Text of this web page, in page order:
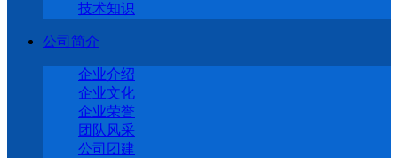
技术知识
公司简介
企业介绍
企业文化
企业荣誉
团队风采
公司团建